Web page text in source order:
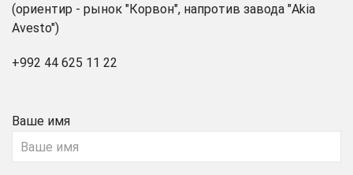
(ориентир - рынок "Корвон", напротив завода "Akia
Avesto")
+992 44 625 11 22
Ваше имя